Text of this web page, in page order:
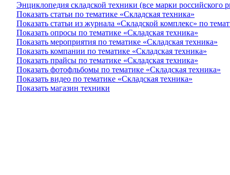
Энциклопедия складской техники (все марки российского
Показать статьи по тематике «Складская техника»
Показать статьи из журнала «Складской комплекс» по
Показать опросы по тематике «Складская техника»
Показать мероприятия по тематике «Складская техника»
Показать компании по тематике «Складская техника»
Показать прайсы по тематике «Складская техника»
Показать фотофльбомы по тематике «Складская техника»
Показать видео по тематике «Складская техника»
Показать магазин техники